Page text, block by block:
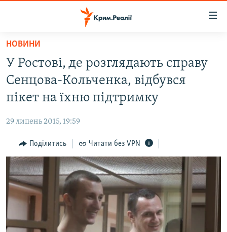
Перейти
основного
матеріалу
Перейти
до
основної
Перейти
до
пошуку
ВІДЕО ТА ФОТО
БЛОГИ
ПОГЛЯД
ІНТЕРВ'Ю
ВСЕ ЗА ДЕНЬ
СПЕЦПРОЕКТИ
ДЕПОРТАЦІЯ
ЯК ОБІЙТИ БЛОКУВАННЯ
НОВИНИ
У Ростові, де розглядають справу
Сенцова-Кольченка, відбувся
пікет на їхню підтримку
29 липень 2015, 19:59
Поділитись Читати без VPN